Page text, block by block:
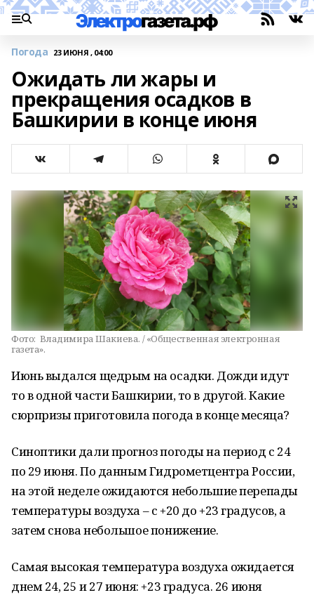
Погода 23 ИЮНЯ , 04:00
Ожидать ли жары и
прекращения осадков в
Башкирии в конце июня
Фото: Владимира Шакиева. / «Общественная электронная
газета».
Июнь выдался щедрым на осадки. Дожди идут
то в одной части Башкирии, то в другой. Какие
сюрпризы приготовила погода в конце месяца?
Синоптики дали прогноз погоды на период с 24
по 29 июня. По данным Гидрометцентра России,
на этой неделе ожидаются небольшие перепады
температуры воздуха – с +20 до +23 градусов, а
затем снова небольшое понижение.
Самая высокая температура воздуха ожидается
днем 24, 25 и 27 июня: +23 градуса. 26 июня